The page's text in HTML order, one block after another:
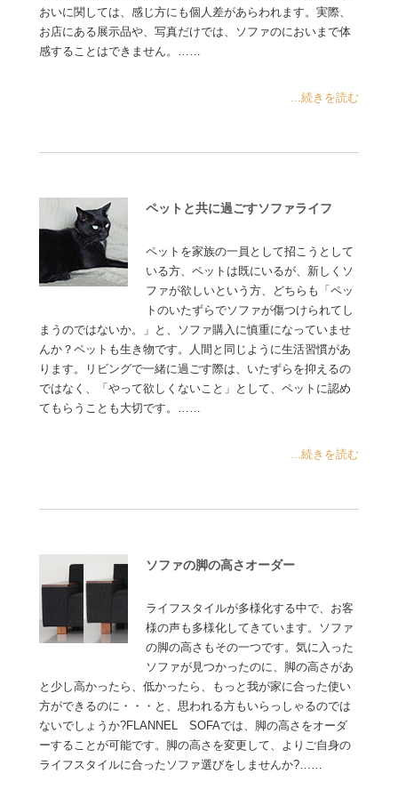
おいに関しては、感じ方にも個人差があらわれます。実際、
お店にある展示品や、写真だけでは、ソファのにおいまで体
感することはできません。……
...続きを読む
ペットと共に過ごすソファライフ
ペットを家族の一員として招こうとして
いる方、ペットは既にいるが、新しくソ
ファが欲しいという方、どちらも「ペッ
トのいたずらでソファが傷つけられてし
まうのではないか。」と、ソファ購入に慎重になっていませ
んか？ペットも生き物です。人間と同じように生活習慣があ
ります。リビングで一緒に過ごす際は、いたずらを抑えるの
ではなく、「やって欲しくないこと」として、ペットに認め
てもらうことも大切です。……
...続きを読む
ソファの脚の高さオーダー
ライフスタイルが多様化する中で、お客
様の声も多様化してきています。ソファ
の脚の高さもその一つです。気に入った
ソファが見つかったのに、脚の高さがあ
と少し高かったら、低かったら、もっと我が家に合った使い
方ができるのに・・・と、思われる方もいらっしゃるのでは
ないでしょうか?FLANNEL SOFAでは、脚の高さをオーダ
ーすることが可能です。脚の高さを変更して、よりご自身の
ライフスタイルに合ったソファ選びをしませんか?……